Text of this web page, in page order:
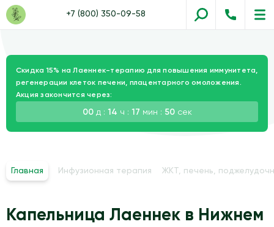
+7 (800) 350-09-58
Скидка 15% на Лаеннек-терапию для повышения иммунитета,
регенерации клеток печени, плацентарного омоложения.
Акция закончится через:
00д : 14ч : 17мин : 49 сек
Главная Инфузионная терапия ЖКТ, печень,
Капельница Лаеннек в Нижнем